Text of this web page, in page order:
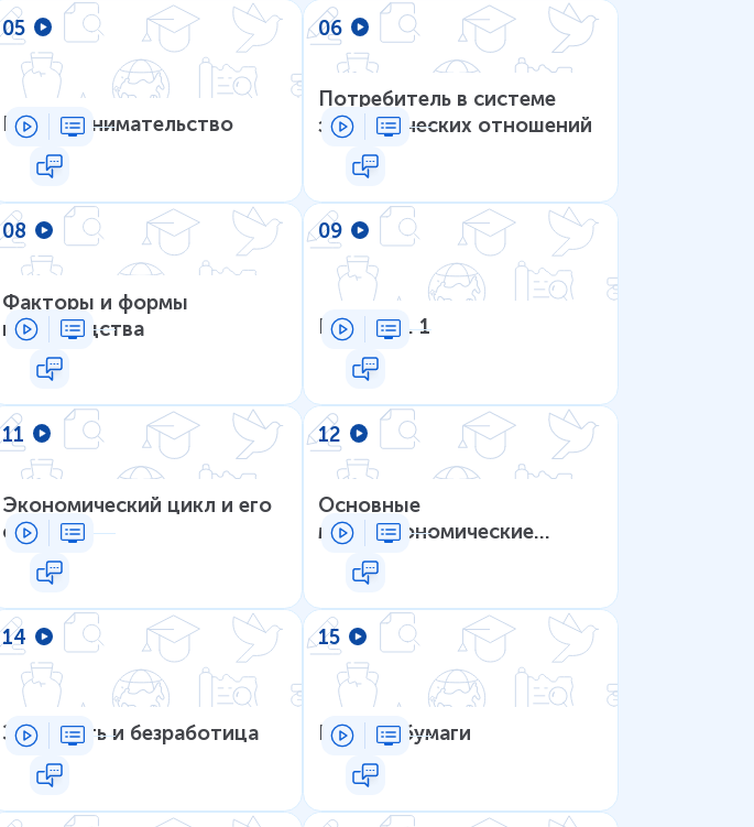
05
Предпринимательство
06
Потребитель в системе
экономических отношений
08
Факторы и формы
производства
09
Рынок. Ч. 1
11
Экономический цикл и его
фазы
12
Основные
макроэкономические
модели
14
Занятость и безработица
15
Ценные бумаги